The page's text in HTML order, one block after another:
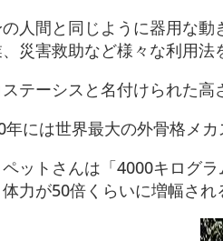
人間と同じように器用な
災害救助など様々な利用法
テーシスと名付けられた高
年には世界最大の外骨格メ
ットさんは「4000キログ
力が50倍くらいに増幅され